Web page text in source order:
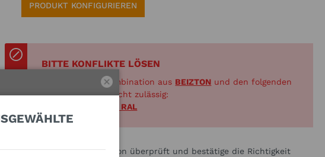
PRODUKT KONFIGURIEREN
BITTE KONFLIKTE LÖSEN
Die aktuelle Kombination aus BEIZTON und den folgenden
Option(en) ist nicht zulässig:
LACKIERT NACH RAL
Ich habe die Konfiguration überprüft und bestätige die Richtigkeit
G